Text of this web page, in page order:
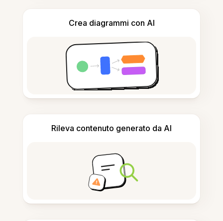
Crea diagrammi con AI
Rileva contenuto generato da AI